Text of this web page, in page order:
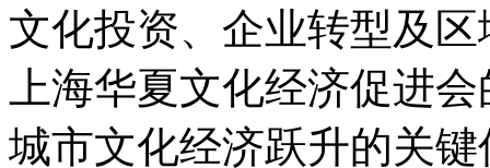
文化投资、企业转型及
上海华夏文化经济促进
城市文化经济跃升的关